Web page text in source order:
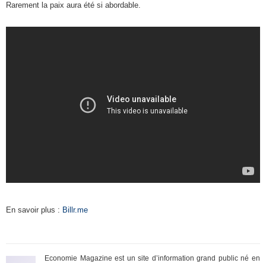
Rarement la paix aura été si abordable.
En savoir plus : Billr.me
Economie Magazine est un site d’information grand public né en